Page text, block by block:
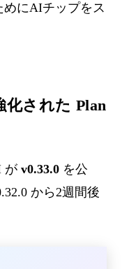
にAIチップをス
化された Plan
が v0.33.0 を公
から2週間後